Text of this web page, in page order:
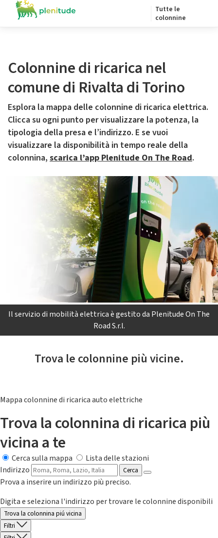
Tutte le
colonnine
Colonnine di ricarica nel
comune di Rivalta di Torino
Esplora la mappa delle colonnine di ricarica elettrica.
Clicca su ogni punto per visualizzare la potenza, la
tipologia della presa e l’indirizzo. E se vuoi
visualizzare la disponibilità in tempo reale della
colonnina, scarica l’app Plenitude On The Road.
Il servizio di mobilità elettrica è gestito da Plenitude On The
Road S.r.l.
Trova le colonnine più vicine.
Mappa colonnine di ricarica auto elettriche
Trova la colonnina di ricarica più
vicina a te
Cerca sulla mappa
Lista delle stazioni
Indirizzo
Cerca
Prova a inserire un indirizzo più preciso.
Digita e seleziona l'indirizzo per trovare le colonnine disponibili
Trova la colonnina piú vicina
Filtri